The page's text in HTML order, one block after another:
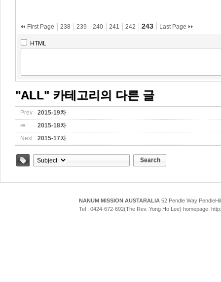
First Page 238 239 240 241 242 243 Last Page
HTML
"ALL" 카테고리의 다른 글
Prev
2015-19차
⇒
2015-18차
Next
2015-17차
Search
NANUM MISSION AUSTARALIA 52 Pendle Way
Tel : 0424-672-692(The Rev. Yong Ho Lee) homepage: